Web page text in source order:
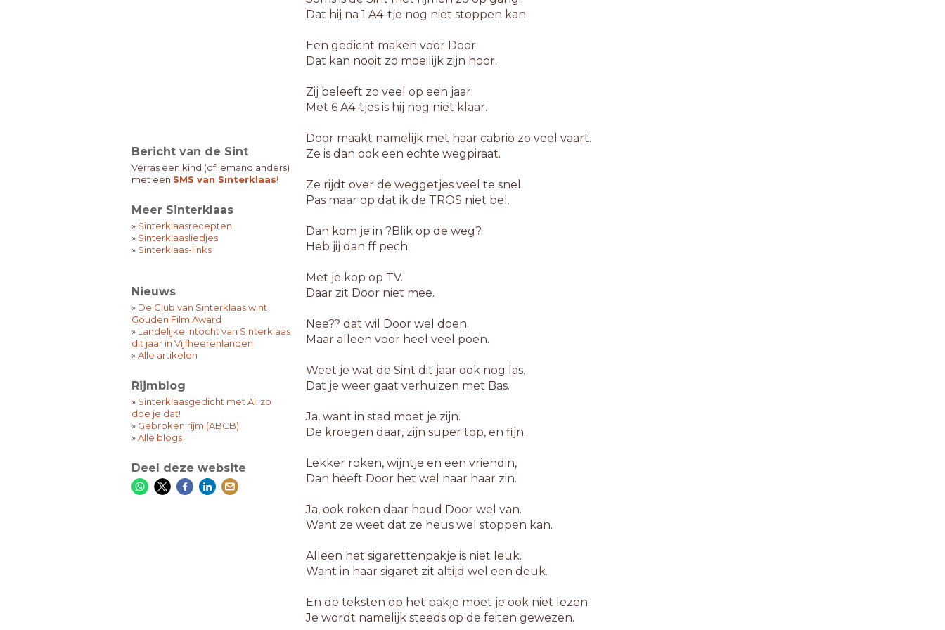
Bericht van de Sint
Verras een kind (of iemand anders)
met een SMS van Sinterklaas!
Meer Sinterklaas
» Sinterklaasrecepten
» Sinterklaasliedjes
» Sinterklaas-links
Nieuws
» De Club van Sinterklaas wint
Gouden Film Award
» Landelijke intocht van Sinterklaas
dit jaar in Vijfheerenlanden
»Alle artikelen
Rijmblog
» Sinterklaasgedicht met AI: zo
doe je dat!
» Gebroken rijm (ABCB)
»Alle blogs
Deel deze website
Dat hij na 1 A4-tje nog niet stoppen kan.
Een gedicht maken voor Door.
Dat kan nooit zo moeilijk zijn hoor.
Zij beleeft zo veel op een jaar.
Met 6 A4-tjes is hij nog niet klaar.
Door maakt namelijk met haar cabrio zo veel vaart.
Ze is dan ook een echte wegpiraat.
Ze rijdt over de weggetjes veel te snel.
Pas maar op dat ik de TROS niet bel.
Dan kom je in ?Blik op de weg?.
Heb jij dan ff pech.
Met je kop op TV.
Daar zit Door niet mee.
Nee?? dat wil Door wel doen.
Maar alleen voor heel veel poen.
Weet je wat de Sint dit jaar ook nog las.
Dat je weer gaat verhuizen met Bas.
Ja, want in stad moet je zijn.
De kroegen daar, zijn super top, en fijn.
Lekker roken, wijntje en een vriendin,
Dan heeft Door het wel naar haar zin.
Ja, ook roken daar houd Door wel van.
Want ze weet dat ze heus wel stoppen kan.
Alleen het sigarettenpakje is niet leuk.
Want in haar sigaret zit altijd wel een deuk.
En de teksten op het pakje moet je ook niet lezen.
Je wordt namelijk steeds op de feiten gewezen.